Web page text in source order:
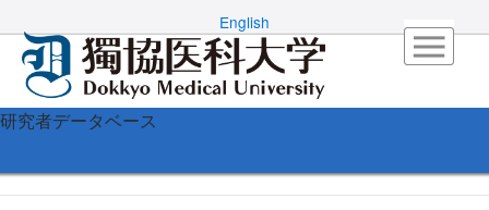
English
研究者データベース